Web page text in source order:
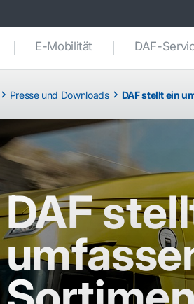
E-Mobilität DAF-
Presse und Downloads DAF stellt ein
DAF